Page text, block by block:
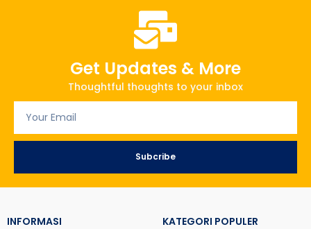
Get Updates & More
Thoughtful thoughts to your inbox
Subcribe
INFORMASI KATEGORI POPULER